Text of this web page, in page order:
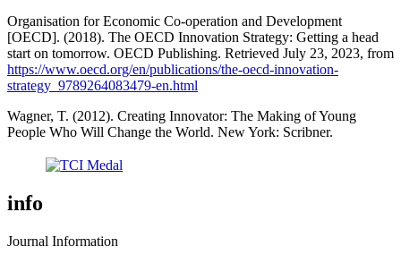
Organisation for Economic Co-operation and Development
[OECD]. (2018). The OECD Innovation Strategy: Getting a head
start on tomorrow. OECD Publishing. Retrieved July 23, 2023, from
https://www.oecd.org/en/publications/the-oecd-innovation-
strategy_9789264083479-en.html
Wagner, T. (2012). Creating Innovator: The Making of Young
People Who Will Change the World. New York: Scribner.
info
Journal Information